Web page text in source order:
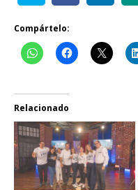
Compártelo:
Relacionado